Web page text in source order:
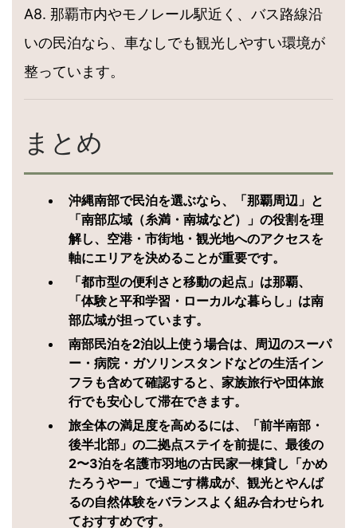
A8. 那覇市内やモノレール駅近く、バス路線沿
いの民泊なら、車なしでも観光しやすい環境が
整っています。
まとめ
沖縄南部で民泊を選ぶなら、「那覇周辺」と
「南部広域（糸満・南城など）」の役割を理
解し、空港・市街地・観光地へのアクセスを
軸にエリアを決めることが重要です。
「都市型の便利さと移動の起点」は那覇、
「体験と平和学習・ローカルな暮らし」は南
部広域が担っています。
南部民泊を2泊以上使う場合は、周辺のスーパ
ー・病院・ガソリンスタンドなどの生活イン
フラも含めて確認すると、家族旅行や団体旅
行でも安心して滞在できます。
旅全体の満足度を高めるには、「前半南部・
後半北部」の二拠点ステイを前提に、最後の
2〜3泊を名護市羽地の古民家一棟貸し「かめ
たろうやー」で過ごす構成が、観光とやんば
るの自然体験をバランスよく組み合わせられ
ておすすめです。